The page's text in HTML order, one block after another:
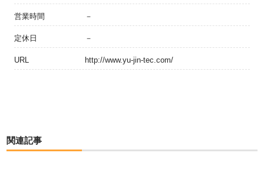
営業時間 －
定休日 －
URL http://www.yu-jin-tec.com/
関連記事